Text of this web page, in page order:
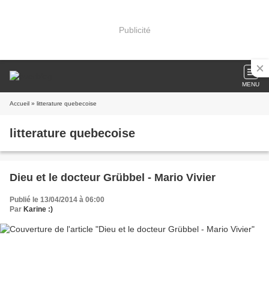
Publicité
MENU
Accueil » litterature quebecoise
litterature quebecoise
Dieu et le docteur Grübbel - Mario Vivier
Publié le 13/04/2014 à 06:00
Par Karine :)